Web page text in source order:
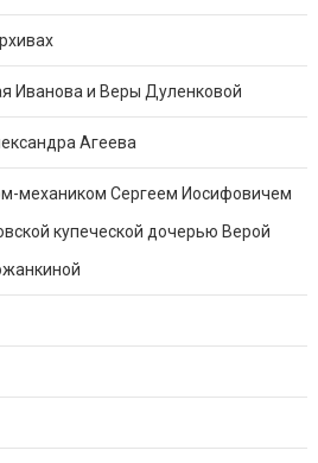
Иванова и Веры Дуленковой
Агеева
механиком Сергеем Иосифовичем
купеческой дочерью Верой